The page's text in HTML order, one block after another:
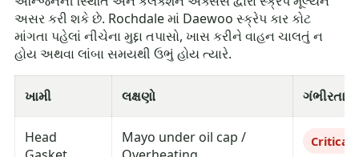
અસર કરી શકે છે. Rochdale માં Daewoo સ્ક્રેપ કાર કોટ
માંગતા પહેલાં નીચેના મુદ્દા તપાસો, ખાસ કરીને વાહન ચાલતું ન
હોય અથવા લાંબા સમયથી ઉભું હોય ત્યારે.
ખામી લક્ષણો ગંભીરતા
Head
Mayo under oil cap /
Critical